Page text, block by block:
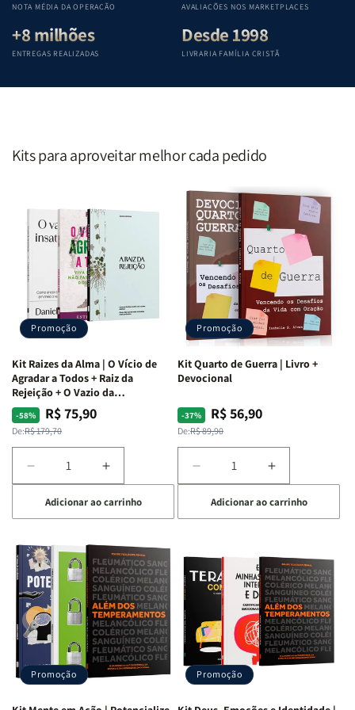
NOTA MÉDIA DA OPERAÇÃO AVALIAÇÕES NOS MARKETPLACES
+8 milhões
ENTREGAS REALIZADAS
Desde 1998
LIVRARIA FAMÍLIA CRISTÃ
Kits para aproveitar melhor cada pedido
Promoção
Kit Raizes da Alma | O Vício de
Agradar a Todos + Raiz da
Rejeição + O Vazio da
Insatisfação.
-58%
Preço
normal
De:R$ 179,70
Preço
promocional
R$ 75,90
Diminuir
a
quantidade
de
Raizes
da
Alma
|
O
Vício
Agradar
a
Todos
Aumentar
a
quantidade
de
Raizes
da
Alma
|
O
Vício
de
Agradar
Todos
Adicionar ao carrinho
Promoção
Kit Quarto de Guerra | Livro +
Devocional
-37%
Preço
normal
De:R$ 89,90
Preço
promocional
R$ 56,90
Diminuir
a
quantidade
de
Quarto
de
Guerra
Livro
+
Devocional
Aumentar
a
quantidade
de
Quarto
de
Guerra
|
Livro
+
Devocional
Adicionar ao carrinho
Promoção Promoção